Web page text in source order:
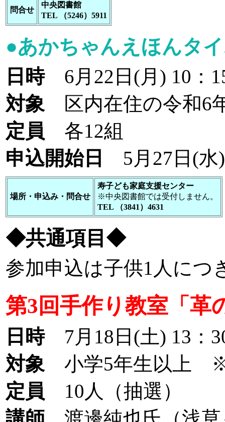
問合せ
中央図書館
TEL （5246）5911
●あかちゃんえほんタ
日時6月22日(月) 10：
対象区内在住の令和6
定員 各12組
申込開始日
5月27日(水)
場所・申込み・問合せ
寿子ども家庭支援センター
※中央図書館では受付しません。
TEL （3841）4631
◆共通項目◆
参加申込は子供1人につ
第3回手作り教室「革
日時7月18日(土) 13：
対象小学5年生以上 ※
定員 10人（抽選）